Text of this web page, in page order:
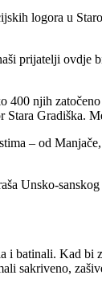
logora u
prijatelji ovdje
400 njih
Stara Gradiška.
– od
Unsko-
i batinali. Kad
sakriveno,